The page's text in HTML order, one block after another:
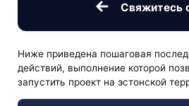
Свяжитесь
Ниже приведена пошаговая
действий, выполнение которой
запустить проект на эстонской